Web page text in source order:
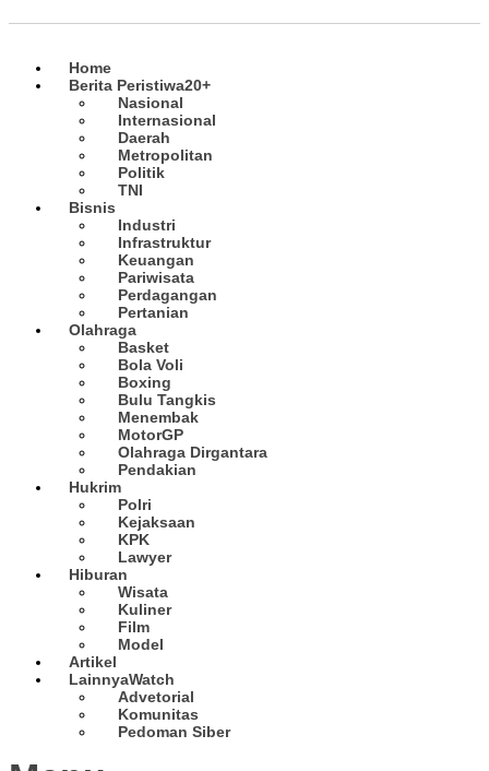
Home
Berita Peristiwa20+
Nasional
Internasional
Daerah
Metropolitan
Politik
TNI
Bisnis
Industri
Infrastruktur
Keuangan
Pariwisata
Perdagangan
Pertanian
Olahraga
Basket
Bola Voli
Boxing
Bulu Tangkis
Menembak
MotorGP
Olahraga Dirgantara
Pendakian
Hukrim
Polri
Kejaksaan
KPK
Lawyer
Hiburan
Wisata
Kuliner
Film
Model
Artikel
LainnyaWatch
Advetorial
Komunitas
Pedoman Siber